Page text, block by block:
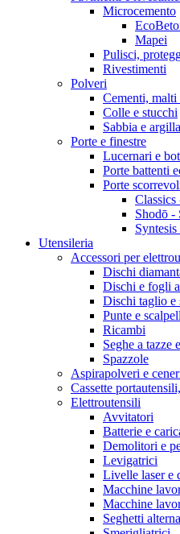
Microcemento
Mapei
Pulisci,
Rivestimenti
Polveri
Cementi, malti
Colle e stucchi
Sabbia e argilla
Porte e finestre
Lucernari e
Porte battenti
Porte
Shodō
Utensileria
Accessori per
Dischi
Dischi e fogli
Dischi taglio e
Punte e
Ricambi
Seghe a tazze
Spazzole
Aspirapolveri e
Cassette
Elettroutensili
Avvitatori
Batterie e
Demolitori e
Levigatrici
Livelle laser e
Macchine
Macchine
Seghetti